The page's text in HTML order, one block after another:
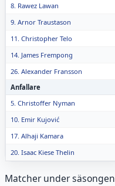
8. Rawez Lawan
9. Arnor Traustason
11. Christopher Telo
14. James Frempong
26. Alexander Fransson
Anfallare
5. Christoffer Nyman
10. Emir Kujović
17. Alhaji Kamara
20. Isaac Kiese Thelin
Matcher under säsongen